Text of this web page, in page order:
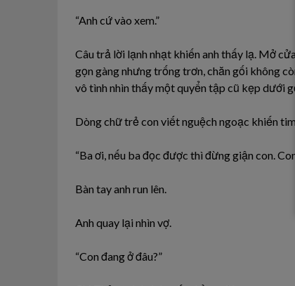
“Anh cứ vào xem.”
Câu trả lời lạnh nhạt khiến anh thấy lạ. Mở
gọn gàng nhưng trống trơn, chăn gối không
vô tình nhìn thấy một quyển tập cũ kẹp dưới
Dòng chữ trẻ con viết nguệch ngoạc khiến
“Ba ơi, nếu ba đọc được thì đừng giận con.
Bàn tay anh run lên.
Anh quay lại nhìn vợ.
“Con đang ở đâu?”